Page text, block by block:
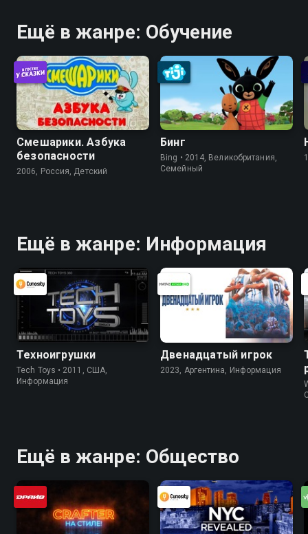
Ещё в жанре: Обучение
Смешарики. Азбука
безопасности
2006, Россия, Детский
Бинг
Bing • 2014, Великобритания,
Cемейный
Ещё в жанре: Информация
Техноигрушки
Tech Toys • 2011, США,
Информация
Двенадцатый игрок
2023, Аргентина, Информация
Ещё в жанре: Общество